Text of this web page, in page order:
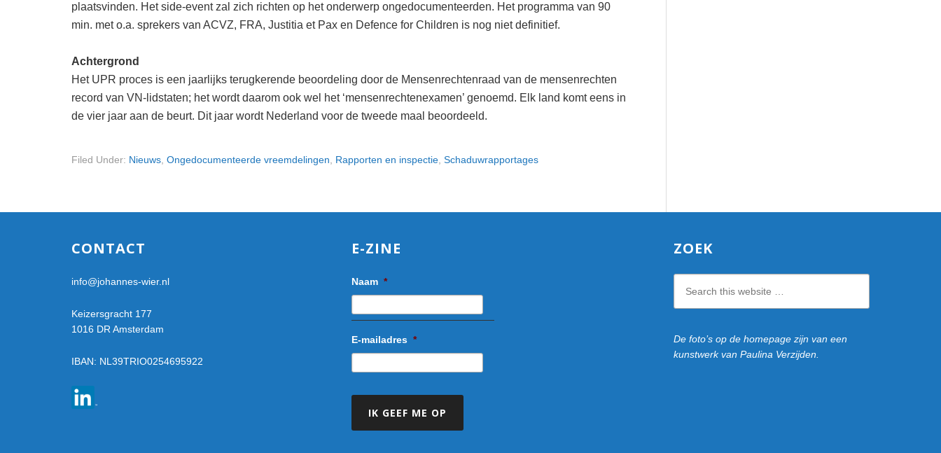
plaatsvinden. Het side-event zal zich richten op het onderwerp ongedocumenteerden. Het programma van 90
min. met o.a. sprekers van ACVZ, FRA, Justitia et Pax en Defence for Children is nog niet definitief.
Achtergrond
Het UPR proces is een jaarlijks terugkerende beoordeling door de Mensenrechtenraad van de mensenrechten
record van VN-lidstaten; het wordt daarom ook wel het ‘mensenrechtenexamen’ genoemd. Elk land komt eens in
de vier jaar aan de beurt. Dit jaar wordt Nederland voor de tweede maal beoordeeld.
Filed Under: Nieuws Ongedocumenteerde vreemdelingen Rapporten en inspectie Schaduwrapportages
CONTACT
info@johannes-wier.nl
Keizersgracht 177
1016 DR Amsterdam
IBAN: NL39TRIO0254695922
E-ZINE
Naam *
E-mailadres *
ZOEK
this
website
De foto’s op de homepage zijn van een
kunstwerk van Paulina Verzijden.